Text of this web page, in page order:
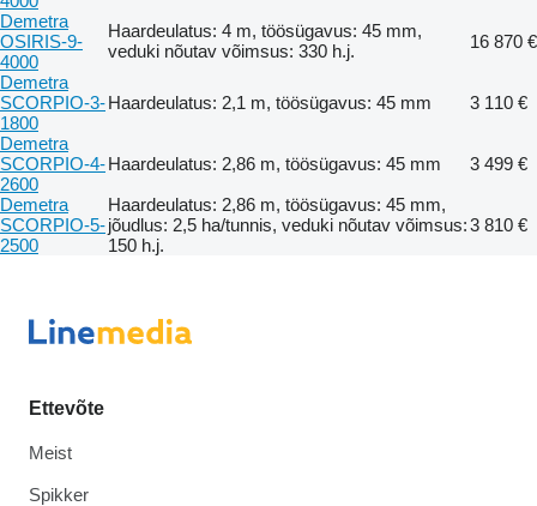
Demetra
OSIRIS-9-
4000
Haardeulatus: 4 m, töösügavus: 45 mm,
veduki nõutav võimsus: 330 h.j.
16 870 €
Demetra
SCORPIO-3-
1800
Haardeulatus: 2,1 m, töösügavus: 45 mm
3 110 €
Demetra
SCORPIO-4-
2600
Haardeulatus: 2,86 m, töösügavus: 45 mm
3 499 €
Demetra
SCORPIO-5-
2500
Haardeulatus: 2,86 m, töösügavus: 45 mm,
jõudlus: 2,5 ha/tunnis, veduki nõutav võimsus:
150 h.j.
3 810 €
Ettevõte
Meist
Spikker